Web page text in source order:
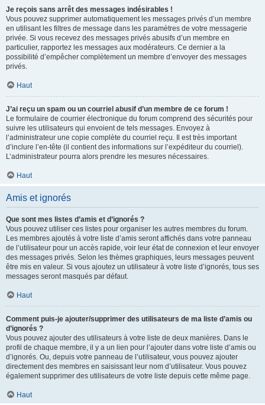
Je reçois sans arrêt des messages indésirables !
Vous pouvez supprimer automatiquement les messages privés d’un membre
en utilisant les filtres de message dans les paramètres de votre messagerie
privée. Si vous recevez des messages privés abusifs d’un membre en
particulier, rapportez les messages aux modérateurs. Ce dernier a la
possibilité d’empêcher complètement un membre d’envoyer des messages
privés.
Haut
J’ai reçu un spam ou un courriel abusif d’un membre de ce forum !
Le formulaire de courrier électronique du forum comprend des sécurités pour
suivre les utilisateurs qui envoient de tels messages. Envoyez à
l’administrateur une copie complète du courriel reçu. Il est très important
d’inclure l’en-tête (il contient des informations sur l’expéditeur du courriel).
L’administrateur pourra alors prendre les mesures nécessaires.
Haut
Amis et ignorés
Que sont mes listes d’amis et d’ignorés ?
Vous pouvez utiliser ces listes pour organiser les autres membres du forum.
Les membres ajoutés à votre liste d’amis seront affichés dans votre panneau
de l’utilisateur pour un accès rapide, voir leur état de connexion et leur envoyer
des messages privés. Selon les thèmes graphiques, leurs messages peuvent
être mis en valeur. Si vous ajoutez un utilisateur à votre liste d’ignorés, tous ses
messages seront masqués par défaut.
Haut
Comment puis-je ajouter/supprimer des utilisateurs de ma liste d’amis ou
d’ignorés ?
Vous pouvez ajouter des utilisateurs à votre liste de deux manières. Dans le
profil de chaque membre, il y a un lien pour l’ajouter dans votre liste d’amis ou
d’ignorés. Ou, depuis votre panneau de l’utilisateur, vous pouvez ajouter
directement des membres en saisissant leur nom d’utilisateur. Vous pouvez
également supprimer des utilisateurs de votre liste depuis cette même page.
Haut